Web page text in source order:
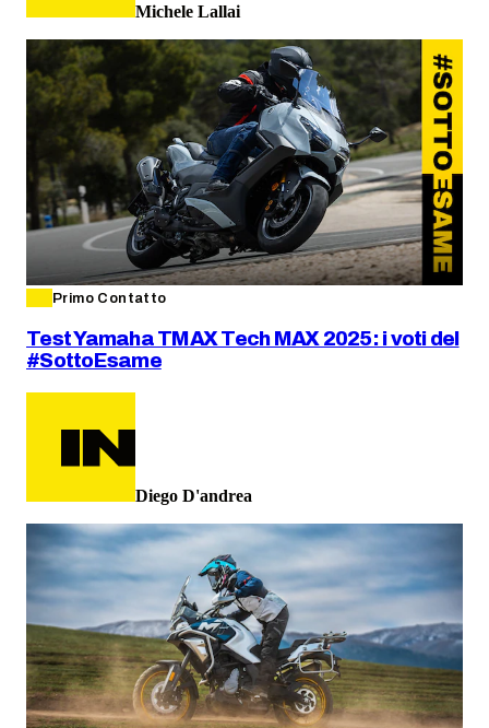
Michele Lallai
Primo Contatto
Test Yamaha TMAX Tech MAX 2025: i voti del
#SottoEsame
Diego D'andrea